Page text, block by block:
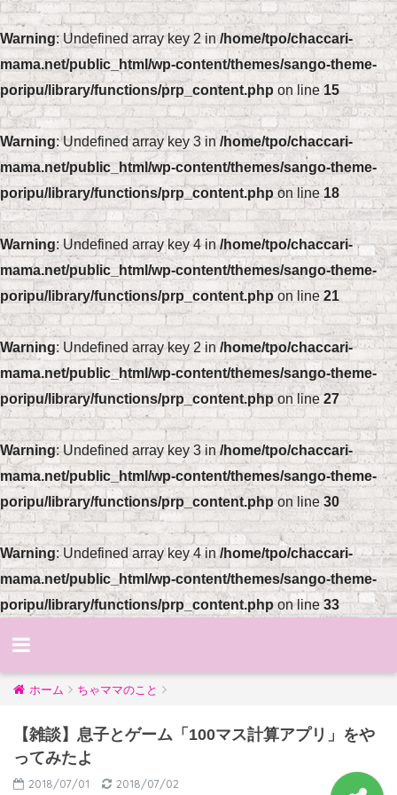
Warning: Undefined array key 2 in/home/tpo/chaccari-
mama.net/public_html/wp-content/themes/sango-theme-
poripu/library/functions/prp_content.php on line15
Warning: Undefined array key 3 in/home/tpo/chaccari-
mama.net/public_html/wp-content/themes/sango-theme-
poripu/library/functions/prp_content.php on line18
Warning: Undefined array key 4 in/home/tpo/chaccari-
mama.net/public_html/wp-content/themes/sango-theme-
poripu/library/functions/prp_content.phpon line21
Warning: Undefined array key 2 in /home/tpo/chaccari-
mama.net/public_html/wp-content/themes/sango-theme-
poripu/library/functions/prp_content.phpon line27
Warning: Undefined array key 3 in/home/tpo/chaccari-
mama.net/public_html/wp-content/themes/sango-theme-
poripu/library/functions/prp_content.phpon line 30
Warning: Undefined array key 4 in/home/tpo/chaccari-
mama.net/public_html/wp-content/themes/sango-theme-
poripu/library/functions/prp_content.phpon line33
ホーム ちゃママのこと
【雑談】息子とゲーム「100マス計算アプリ」をや
ってみたよ
2018/07/01 2018/07/02